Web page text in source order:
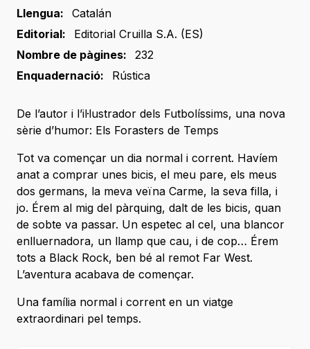
Llengua:
Catalán
Editorial:
Editorial Cruilla S.A. (ES)
Nombre de pàgines:
232
Enquadernació:
Rústica
De l’autor i l’il·lustrador dels Futbolíssims, una nova
sèrie d’humor: Els Forasters de Temps
Tot va començar un dia normal i corrent. Havíem
anat a comprar unes bicis, el meu pare, els meus
dos germans, la meva veïna Carme, la seva filla, i
jo. Érem al mig del pàrquing, dalt de les bicis, quan
de sobte va passar. Un espetec al cel, una blancor
enlluernadora, un llamp que cau, i de cop… Érem
tots a Black Rock, ben bé al remot Far West.
L’aventura acabava de començar.
Una família normal i corrent en un viatge
extraordinari pel temps.